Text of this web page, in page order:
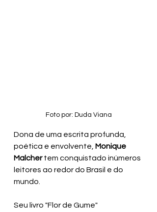
Foto por: Duda Viana
Dona de uma escrita profunda,
poética e envolvente, Monique
Malcher tem conquistado inúmeros
leitores ao redor do Brasil e do
mundo.
Seu livro "Flor de Gume"